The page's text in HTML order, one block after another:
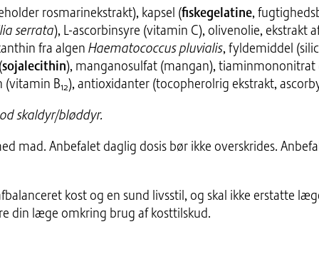
rosmarinekstrakt), kapsel (fiskegelatine,
serrata), L-ascorbinsyre (vitamin C), olivenolie, ekstrakt
fra algenHaematococcus pluvialis, fyldemiddel
sojalecithin), manganosulfat (mangan), tiaminmononitrat
(vitamin B12), antioxidanter (tocopherolrig ekstrakt,
skaldyr/bløddyr.
mad. Anbefalet daglig dosis bør ikke overskrides.
kost og en sund livsstil, og skal ikke erstatte
din læge omkring brug af kosttilskud.